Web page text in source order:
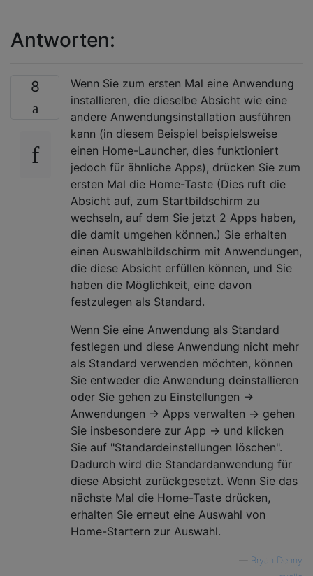
Antworten:
8
Wenn Sie zum ersten Mal eine Anwendung
installieren, die dieselbe Absicht wie eine
andere Anwendungsinstallation ausführen
kann (in diesem Beispiel beispielsweise
einen Home-Launcher, dies funktioniert
jedoch für ähnliche Apps), drücken Sie zum
ersten Mal die Home-Taste (Dies ruft die
Absicht auf, zum Startbildschirm zu
wechseln, auf dem Sie jetzt 2 Apps haben,
die damit umgehen können.) Sie erhalten
einen Auswahlbildschirm mit Anwendungen,
die diese Absicht erfüllen können, und Sie
haben die Möglichkeit, eine davon
festzulegen als Standard.
Wenn Sie eine Anwendung als Standard
festlegen und diese Anwendung nicht mehr
als Standard verwenden möchten, können
Sie entweder die Anwendung deinstallieren
oder Sie gehen zu Einstellungen ->
Anwendungen -> Apps verwalten -> gehen
Sie insbesondere zur App -> und klicken
Sie auf "Standardeinstellungen löschen".
Dadurch wird die Standardanwendung für
diese Absicht zurückgesetzt. Wenn Sie das
nächste Mal die Home-Taste drücken,
erhalten Sie erneut eine Auswahl von
Home-Startern zur Auswahl.
Bryan Denny